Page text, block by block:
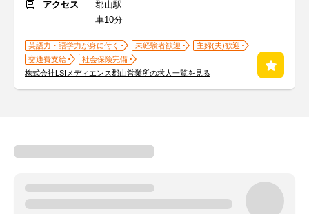
アクセス
郡山駅
車10分
英語力・語学力が身に付く 未経験者歓迎
主婦(夫)歓迎
交通費支給
社会保険完備
株式会社LSIメディエンス郡山営業所の求人一覧を見る